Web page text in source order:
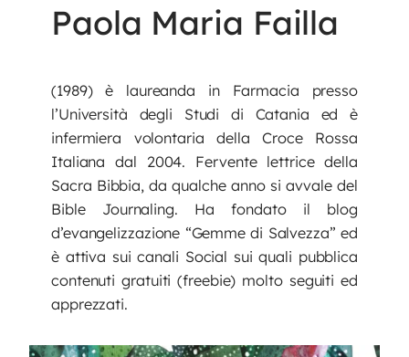
Paola Maria Failla
(1989) è laureanda in Farmacia presso
l’Università degli Studi di Catania ed è
infermiera volontaria della Croce Rossa
Italiana dal 2004. Fervente lettrice della
Sacra Bibbia, da qualche anno si avvale del
Bible Journaling. Ha fondato il blog
d’evangelizzazione “Gemme di Salvezza” ed
è attiva sui canali Social sui quali pubblica
contenuti gratuiti (freebie) molto seguiti ed
apprezzati.